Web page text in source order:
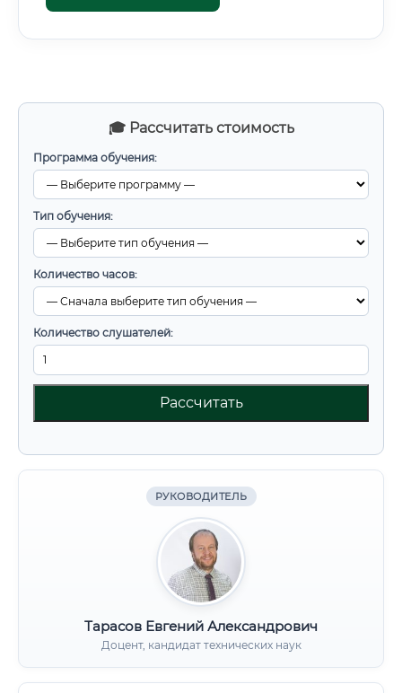
🎓 Рассчитать стоимость
Программа обучения:
Тип обучения:
Количество часов:
Количество слушателей:
Рассчитать
РУКОВОДИТЕЛЬ
Тарасов Евгений Александрович
Доцент, кандидат технических наук